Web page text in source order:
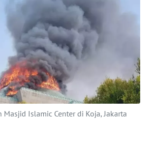
Masjid Islamic Center di Koja, Jakarta